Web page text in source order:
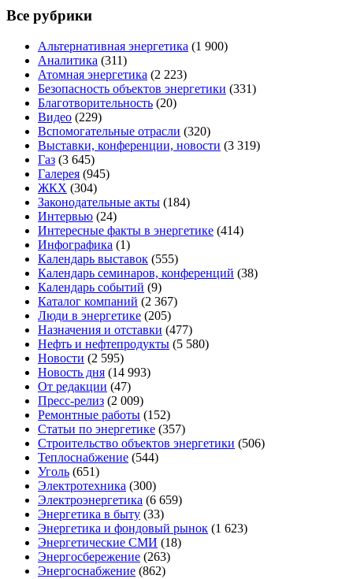
Все рубрики
Альтернативная энергетика (1 900)
Аналитика (311)
Атомная энергетика (2 223)
Безопасность объектов энергетики (331)
Благотворительность (20)
Видео (229)
Вспомогательные отрасли (320)
Выставки, конференции, новости (3 319)
Газ (3 645)
Галерея (945)
ЖКХ (304)
Законодательные акты (184)
Интервью (24)
Интересные факты в энергетике (414)
Инфографика (1)
Календарь выставок (555)
Календарь семинаров, конференций (38)
Календарь событий (9)
Каталог компаний (2 367)
Люди в энергетике (205)
Назначения и отставки (477)
Нефть и нефтепродукты (5 580)
Новости (2 595)
Новость дня (14 993)
От редакции (47)
Пресс-релиз (2 009)
Ремонтные работы (152)
Статьи по энергетике (357)
Строительство объектов энергетики (506)
Теплоснабжение (544)
Уголь (651)
Электротехника (300)
Электроэнергетика (6 659)
Энергетика в быту (33)
Энергетика и фондовый рынок (1 623)
Энергетические СМИ (18)
Энергосбережение (263)
Энергоснабжение (862)